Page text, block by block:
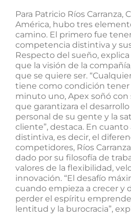
Para Patricio Ríos Carranza,
América, hubo tres
camino. El primero fue
competencia distintiva y
Respecto del sueño,
que la visión de la
que se quiere ser.
tiene como condición tener
minuto uno, Apex soñó con
que garantizara el
personal de su gente y la
cliente”, destaca. En
distintiva, es decir, el
competidores, Ríos
dado por su filosofía de
valores de la flexibilidad,
innovación. “El desafío
cuando empieza a crecer y
perder el espíritu
lentitud y la burocracia”,